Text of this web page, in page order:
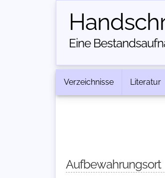
Eine
Verzeichnisse Literatur
Aufbewahrungsort